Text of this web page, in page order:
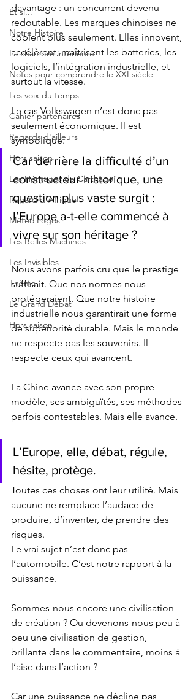
Et si...
Notre Histoire
La chambre intérieure
Notes pour comprendre le XXI siècle
Les voix du temps
Cahier partenaires
Regards d'ailleurs
Hors saison
Les Héritages de Carthage
Regard d'Afrique
Météo Logos
Les Belles Machines
Les Invisibles
Thèma
Le Grand Débat
Hors saison
davantage : un concurrent devenu
redoutable. Les marques chinoises ne
copient plus seulement. Elles innovent,
accélèrent, maîtrisent les batteries, les
logiciels, l’intégration industrielle, et
surtout la vitesse.
Le cas Volkswagen n’est donc pas
seulement économique. Il est
symbolique.
Car derrière la difficulté d’un
constructeur historique, une
question plus vaste surgit :
l’Europe a-t-elle commencé à
vivre sur son héritage ?
Nous avons parfois cru que le prestige
suffisait. Que nos normes nous
protégeraient. Que notre histoire
industrielle nous garantirait une forme
de supériorité durable. Mais le monde
ne respecte pas les souvenirs. Il
respecte ceux qui avancent.
La Chine avance avec son propre
modèle, ses ambiguïtés, ses méthodes
parfois contestables. Mais elle avance.
L’Europe, elle, débat, régule,
hésite, protège.
Toutes ces choses ont leur utilité. Mais
aucune ne remplace l’audace de
produire, d’inventer, de prendre des
risques.
Le vrai sujet n’est donc pas
l’automobile. C’est notre rapport à la
puissance.
Sommes-nous encore une civilisation
de création ? Ou devenons-nous peu à
peu une civilisation de gestion,
brillante dans le commentaire, moins à
l’aise dans l’action ?
Car une puissance ne décline pas